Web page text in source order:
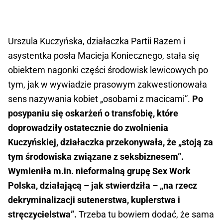
Urszula Kuczyńska, działaczka Partii Razem i
asystentka posła Macieja Koniecznego, stała się
obiektem nagonki części środowisk lewicowych po
tym, jak w wywiadzie prasowym zakwestionowała
sens nazywania kobiet „osobami z macicami”. Po
posypaniu się oskarżeń o transfobię, które
doprowadziły ostatecznie do zwolnienia
Kuczyńskiej, działaczka przekonywała, że „stoją za
tym środowiska związane z seksbiznesem”.
Wymieniła m.in. nieformalną grupę Sex Work
Polska, działającą – jak stwierdziła – „na rzecz
dekryminalizacji sutenerstwa, kuplerstwa i
stręczycielstwa”. Trzeba tu bowiem dodać, że sama